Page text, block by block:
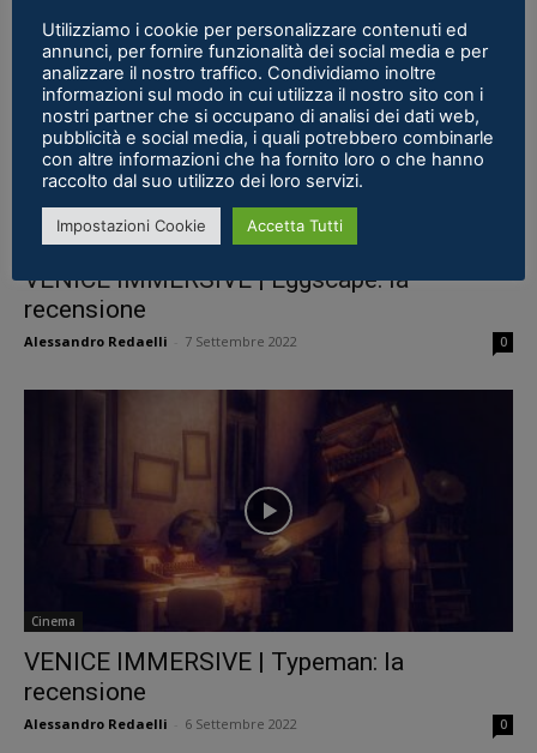
Recensioni
VENICE IMMERSIVE | Eggscape: la
recensione
Alessandro Redaelli 7 Settembre 2022 0
Cinema
VENICE IMMERSIVE | Typeman: la
recensione
Alessandro Redaelli 6 Settembre 2022 0
Utilizziamo i cookie per personalizzare contenuti ed
annunci, per fornire funzionalità dei social media e per
analizzare il nostro traffico. Condividiamo inoltre
informazioni sul modo in cui utilizza il nostro sito con i
nostri partner che si occupano di analisi dei dati web,
pubblicità e social media, i quali potrebbero combinarle
con altre informazioni che ha fornito loro o che hanno
raccolto dal suo utilizzo dei loro servizi.
Impostazioni Cookie Accetta Tutti